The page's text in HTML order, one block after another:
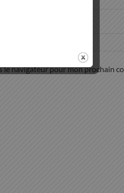
navigateur pour mon prochain